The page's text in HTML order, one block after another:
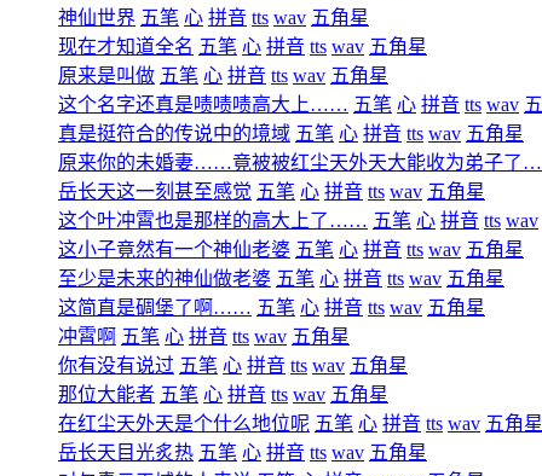
神仙世界 五笔 心 拼音 tts wav 五角星
现在才知道全名 五笔 心 拼音 tts wav 五角星
原来是叫做 五笔 心 拼音 tts wav 五角星
这个名字还真是啧啧啧高大上…… 五笔 心 拼音 tts wav
真是挺符合的传说中的境域 五笔 心 拼音 tts wav 五角星
原来你的未婚妻……竟被被红尘天外天大能收为弟子了
岳长天这一刻甚至感觉 五笔 心 拼音 tts wav 五角星
这个叶冲霄也是那样的高大上了…… 五笔 心 拼音 tts wav
这小子竟然有一个神仙老婆 五笔 心 拼音 tts wav 五角星
至少是未来的神仙做老婆 五笔 心 拼音 tts wav 五角星
这简直是碉堡了啊…… 五笔 心 拼音 tts wav 五角星
冲霄啊 五笔 心 拼音 tts wav 五角星
你有没有说过 五笔 心 拼音 tts wav 五角星
那位大能者 五笔 心 拼音 tts wav 五角星
在红尘天外天是个什么地位呢 五笔 心 拼音 tts wav 五角星
岳长天目光炙热 五笔 心 拼音 tts wav 五角星